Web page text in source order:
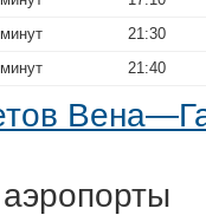
21:30
21:40